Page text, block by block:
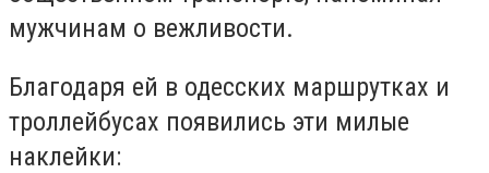
мужчинам о вежливости.
Благодаря ей в одесских маршрутках и
троллейбусах появились эти милые
наклейки: